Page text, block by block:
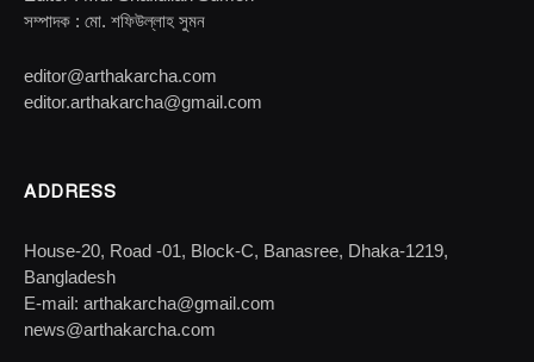
সম্পাদক : মো. শফিউল্লাহ সুমন
editor@arthakarcha.com
editor.arthakarcha@gmail.com
ADDRESS
House-20, Road -01, Block-C, Banasree, Dhaka-1219,
Bangladesh
E-mail: arthakarcha@gmail.com
news@arthakarcha.com